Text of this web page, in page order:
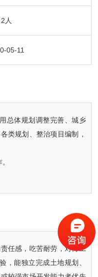
2人
05-11
总体规划调整完善、城乡
类规划、整治项目编制，
任感，吃苦耐劳，对待工
，能独立完成土地规划、